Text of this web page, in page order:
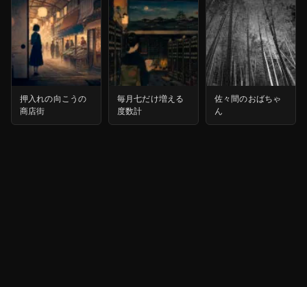
押入れの向こうの
商店街
毎月七だけ増える
度数計
佐々間のおばちゃ
ん